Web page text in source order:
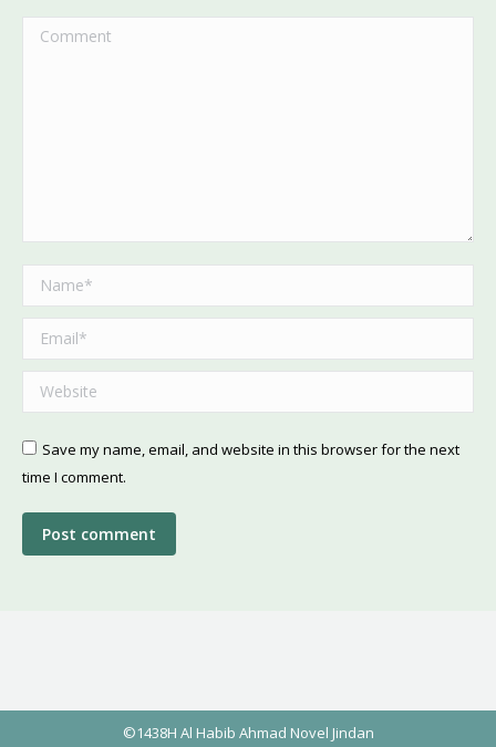
Comment
Name *
Email *
Website
Save my name, email, and website in this browser for the next
time I comment.
Post comment
©1438H Al Habib Ahmad Novel Jindan